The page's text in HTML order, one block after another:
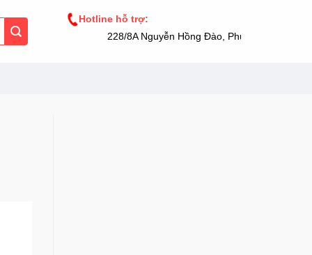
Hotline hỗ trợ:
228/8A Nguyễn Hồng Đào, Phường 14, Tân